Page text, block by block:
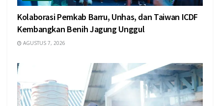
Kolaborasi Pemkab Barru, Unhas, dan Taiwan ICDF
Kembangkan Benih Jagung Unggul
AGUSTUS 7, 2026